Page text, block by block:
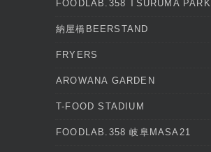
FOODLAB.358 TSURUMA PARK
納屋橋BEERSTAND
FRYERS
AROWANA GARDEN
T-FOOD STADIUM
FOODLAB.358 岐阜MASA21